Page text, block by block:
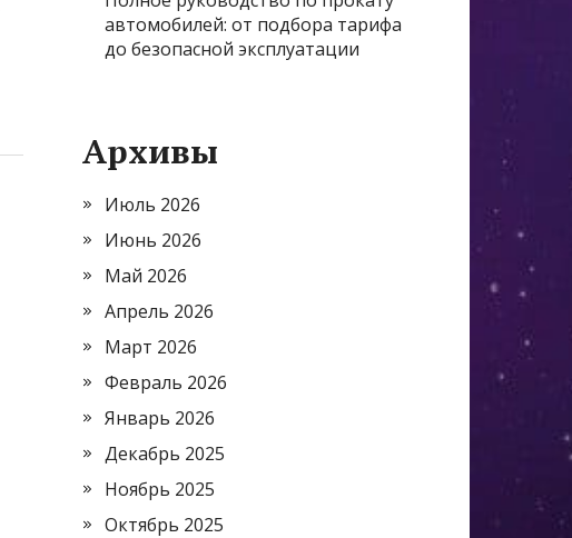
автомобилей: от подбора тарифа
до безопасной эксплуатации
Архивы
Июль 2026
Июнь 2026
Май 2026
Апрель 2026
Март 2026
Февраль 2026
Январь 2026
Декабрь 2025
Ноябрь 2025
Октябрь 2025